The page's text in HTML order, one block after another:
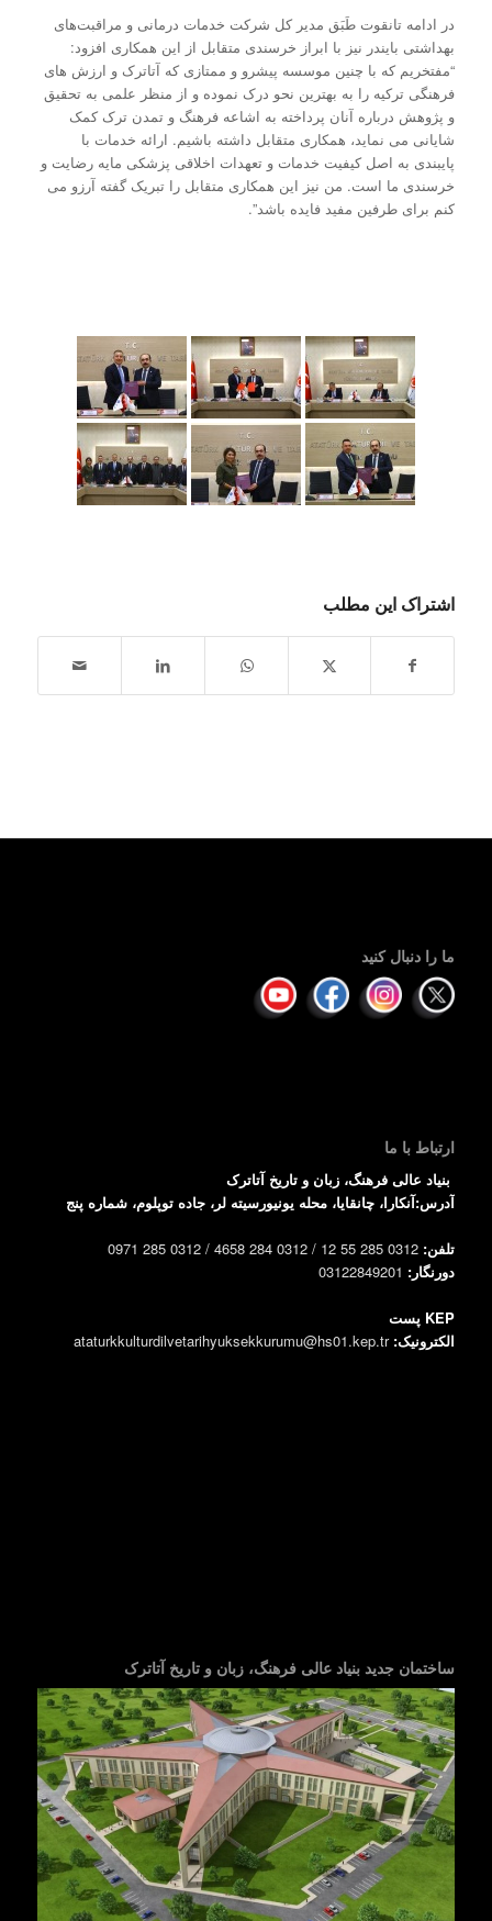
در ادامه تانقوت طَبَق مدیر کل شرکت خدمات درمانی و مراقبت‌های
بهداشتی بایندر نیز با ابراز خرسندی متقابل از این همکاری افزود:
“مفتخریم که با چنین موسسه پیشرو و ممتازی که آتاترک و ارزش های
فرهنگی ترکیه را به بهترین نحو درک نموده و از منظر علمی به تحقیق
و پژوهش درباره آنان پرداخته به اشاعه فرهنگ و تمدن ترک کمک
شایانی می نماید، همکاری متقابل داشته باشیم. ارائه خدمات با
پایبندی به اصل کیفیت خدمات و تعهدات اخلاقی پزشکی مایه رضایت و
خرسندی ما است. من نیز این همکاری متقابل را تبریک گفته آرزو می
کنم برای طرفین مفید فایده باشد”.
اشتراک این مطلب
ما را دنبال کنید
ارتباط با ما
بنیاد عالی فرهنگ، زبان و تاریخ آتاترک
آدرس:آنکارا، چانقایا، محله یونیورسیته لر، جاده توپلوم، شماره پنج
تلفن:
دورنگار:
KEP پست
الکترونیک:ataturkkulturdilvetarihyuksekkurumu@hs01.kep.tr
ساختمان جدید بنیاد عالی فرهنگ، زبان و تاریخ آتاترک